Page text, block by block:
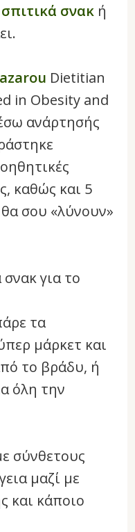
σπιτικά σνακή
Dietitian
in Obesity and
ανάρτησής
καθώς και 5
σου «λύνουν»
τα
μάρκετ και
το βράδυ, ή
όλη την
σύνθετους
μαζί με
και κάποιο